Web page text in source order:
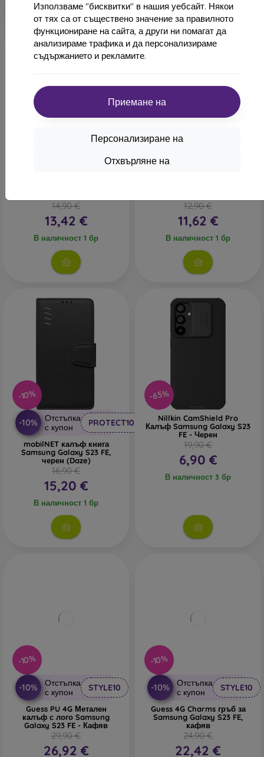
Използваме "бисквитки" в нашия уебсайт. Някои
от тях са от съществено значение за правилното
функциониране на сайта, а други ни помагат да
анализираме трафика и да персонализираме
съдържанието и рекламите.
Приемане на
Персонализиране на
Отхвърляне на
PROTECT10
14,90 €
13,42 €
В наличност 1 бр
-10%
12,90 €
11,62 €
В наличност 1 бр
-10%
-10%
Отстъпка
с купон
PROTECT10
mobilNET калъф книга
Samsung Galaxy S23 FE,
черен (Daze)
16,90 €
15,20 €
В наличност 1 бр
-65%
Nillkin CamShield Pro
Калъф Samsung Galaxy S23
FE - Черен
19,90 €
6,90 €
В наличност 3 бр
-10%
-10%
Отстъпка
с купон
STYLE10
Guess PU 4G Метален
калъф с лого Samsung
Galaxy S23 FE - Кафяв
29,90 €
26,92 €
-10%
-10%
Отстъпка
с купон
STYLE10
Guess 4G Charms гръб за
Samsung Galaxy S23 FE,
кафяв
24,90 €
22,42 €